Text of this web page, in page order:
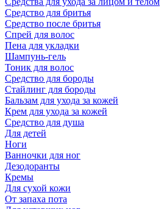
Средство для бритья
Средство после бритья
Спрей для волос
Пена для укладки
Шампунь-гель
Тоник для волос
Средство для бороды
Стайлинг для бороды
Бальзам для ухода за кожей
Крем для ухода за кожей
Средство для душа
Для детей
Ноги
Ванночки для ног
Дезодоранты
Кремы
Для сухой кожи
От запаха пота